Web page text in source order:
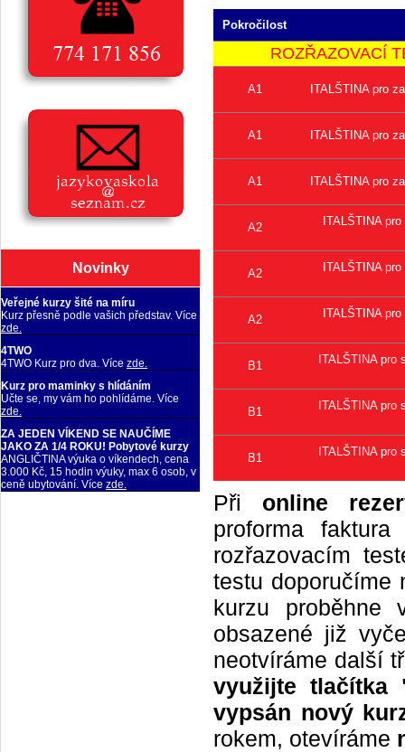
Novinky
Veřejné kurzy šité na míru
Kurz přesně podle vašich představ. Více
zde.
4TWO
4TWO Kurz pro dva. Více zde.
Kurz pro maminky s hlídáním
Učte se, my vám ho pohlídáme. Více
zde.
ZA JEDEN VÍKEND SE NAUČÍME
JAKO ZA 1/4 ROKU! Pobytové kurzy
ANGLIČTINA výuka o víkendech, cena
3.000 Kč, 15 hodin výuky, max 6 osob, v
ceně ubytování. Více zde.
Pokročilost
ROZŘAZOVACÍ
A1 ITALŠTINA pro
A1 ITALŠTINA pro
A1 ITALŠTINA pro
A2 ITALŠTINA
A2 ITALŠTINA
A2 ITALŠTINA
B1 ITALŠTINA pro
B1 ITALŠTINA pro
B1 ITALŠTINA pro
Při online
proforma
rozřazovacím
testu doporučíme
kurzu proběhne
obsazené již
neotvíráme další
využijte tlačítka
vypsán nový
rokem, otevíráme